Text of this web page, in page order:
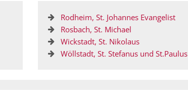
Rodheim, St. Johannes Evangelist
Rosbach, St. Michael
Wickstadt, St. Nikolaus
Wöllstadt, St. Stefanus und St.Paulus